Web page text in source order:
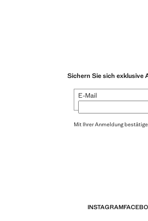
Sichern Sie sich exklusive
E-Mail
Mit Ihrer Anmeldung
INSTAGRAM